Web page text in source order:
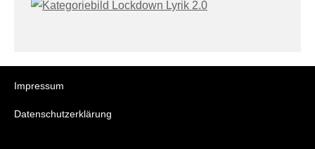
Impressum
Datenschutzerklärung